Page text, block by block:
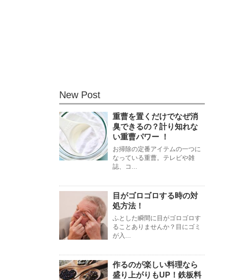
New Post
重曹を置くだけでなぜ消
臭できるの？計り知れな
い重曹パワー ！
お掃除の定番アイテムの一つに
なっている重曹。テレビや雑
誌、コ...
目がゴロゴロする時の対
処方法！
ふとした瞬間に目がゴロゴロす
ることありませんか？目にゴミ
が入...
作るのが楽しい料理なら
盛り上がりもUP！鉄板料